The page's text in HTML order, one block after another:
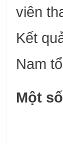
viên
Kết
Nam
Một